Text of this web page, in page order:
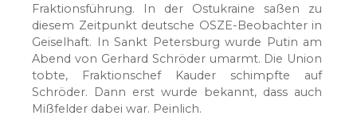
Fraktionsführung. In der Ostukraine saßen zu
diesem Zeitpunkt deutsche OSZE-Beobachter in
Geiselhaft. In Sankt Petersburg wurde Putin am
Abend von Gerhard Schröder umarmt. Die Union
tobte, Fraktionschef Kauder schimpfte auf
Schröder. Dann erst wurde bekannt, dass auch
Mißfelder dabei war. Peinlich.